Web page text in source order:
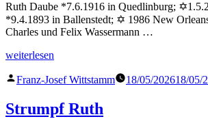
Ruth Daube *7.6.1916 in Quedlinburg;
*9.4.1893 in Ballenstedt; ✡ 1986 New
Charles und Felix Wassermann …
„Daube
weiterlesen
Veröffentlicht
Franz-Josef Wittstamm 18/05/202618/05/
Strumpf Ruth